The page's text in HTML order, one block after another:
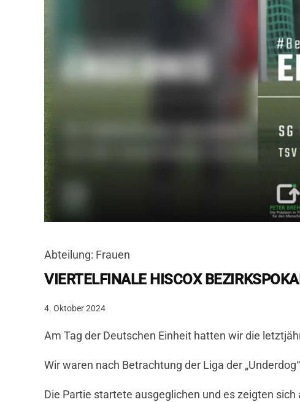
Abteilung: Frauen
VIERTELFINALE HISCOX
4. Oktober 2024
Am Tag der Deutschen Einheit hatten wir die
Wir waren nach Betrachtung der Liga der
Die Partie startete ausgeglichen und es zeigten